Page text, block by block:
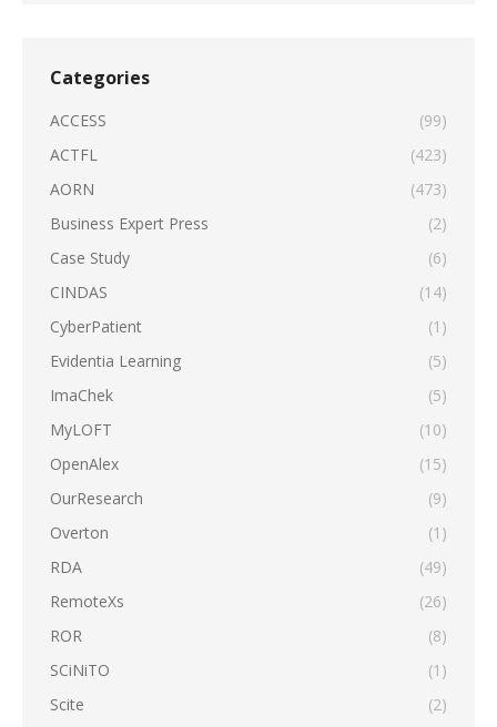
Categories
ACCESS
(99)
ACTFL
(423)
AORN
(473)
Business Expert Press
(2)
Case Study
(6)
CINDAS
(14)
CyberPatient
(1)
Evidentia Learning
(5)
ImaChek
(5)
MyLOFT
(10)
OpenAlex
(15)
OurResearch
(9)
Overton
(1)
RDA
(49)
RemoteXs
(26)
ROR
(8)
SCiNiTO
(1)
Scite
(2)